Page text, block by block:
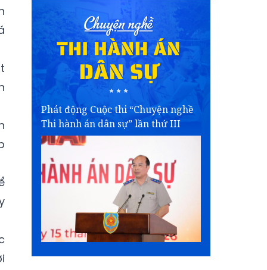
Phát động Cuộc thi “Chuyện nghề
Thi hành án dân sự” lần thứ III